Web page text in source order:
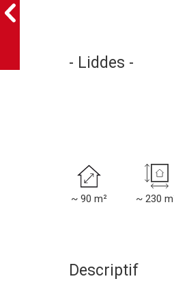
- Liddes -
~ 90 m² ~ 230
Descriptif